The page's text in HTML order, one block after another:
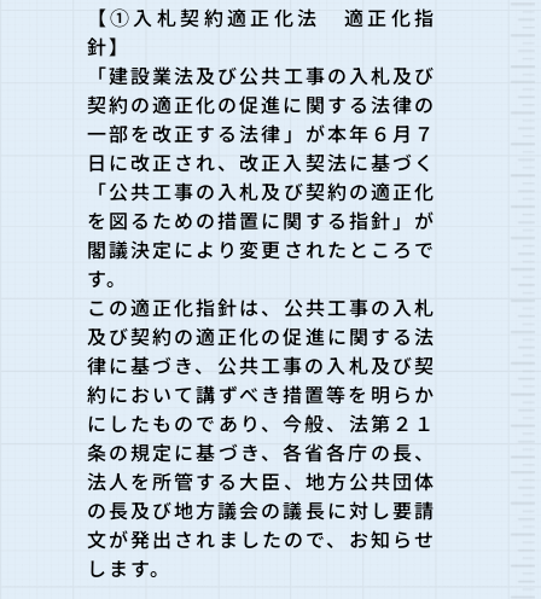
【①入札契約適正化法 適正化指
針】
「建設業法及び公共工事の入札及び
契約の適正化の促進に関する法律の
一部を改正する法律」が本年６月７
日に改正され、改正入契法に基づく
「公共工事の入札及び契約の適正化
を図るための措置に関 する指針」が
閣議決定により変更されたところで
す。
この適正化指針は、公共工事の入札
及び契約の適正化の促進に関する法
律に基づき、公共工事の入札及び契
約において講ずべき措置等を明らか
にしたものであり、今般、法第２１
条の規定に基づき、各省各庁の長、
法人を所管する大臣、地方公共団体
の長及び地方議会の議長に対し要請
文が発出されましたので、お知らせ
します。